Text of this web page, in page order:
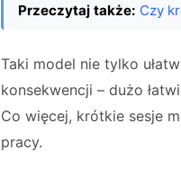
Przeczytaj także: Czy
Taki model nie tylko
konsekwencji – dużo
Co więcej, krótkie sesje
pracy.